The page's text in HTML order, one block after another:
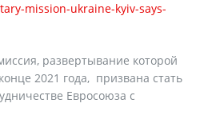
mission-ukraine-kyiv-says-
развертывание которой
2021 года, призвана стать
Евросоюза с